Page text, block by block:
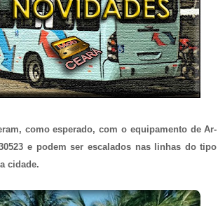
como esperado, com o equipamento de Ar-
e podem ser escalados nas linhas do tipo
cidade.